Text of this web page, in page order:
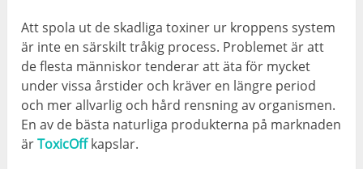
Att spola ut de skadliga toxiner ur kroppens system
är inte en särskilt tråkig process. Problemet är att
de flesta människor tenderar att äta för mycket
under vissa årstider och kräver en längre period
och mer allvarlig och hård rensning av organismen.
En av de bästa naturliga produkterna på marknaden
ärToxicOffkapslar.